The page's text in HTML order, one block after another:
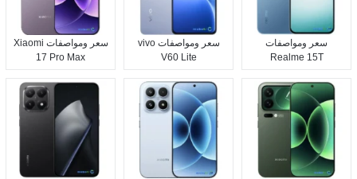
سعر ومواصفات
Realme 15T
سعر ومواصفات vivo
V60 Lite
سعر ومواصفات Xiaomi
17 Pro Max